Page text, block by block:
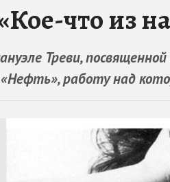
что из
Треви,
«Нефть», работу над